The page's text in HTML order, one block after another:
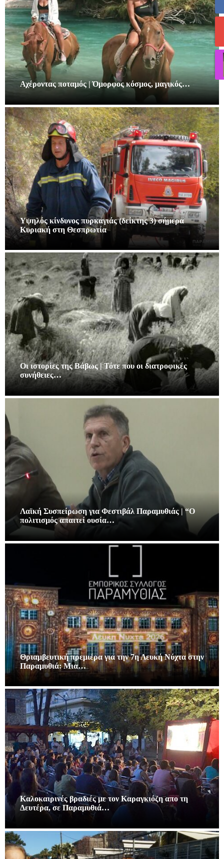
Αχέροντας ποταμός | Όμορφος κόσμος, μαγικός…
Υψηλός κίνδυνος πυρκαγιάς (δείκτης 3) σήμερα
Κυριακή στη Θεσπρωτία
Οι ιστορίες της Βάβως | Τότε που οι διατροφικές
συνήθειες…
Λαϊκή Συσπείρωση για Φεστιβάλ Παραμυθιάς | “Ο
πολιτισμός απαιτεί ουσία…
Θριαμβευτική πρεμιέρα για την 7η Λευκή Νύχτα στην
Παραμυθιά: Μια…
Καλοκαιρινές βραδιές με τον Καραγκιόζη απο τη
Δευτέρα, σε Παραμυθιά…